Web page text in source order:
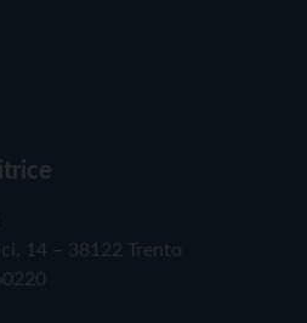
14 – 38122 Trento